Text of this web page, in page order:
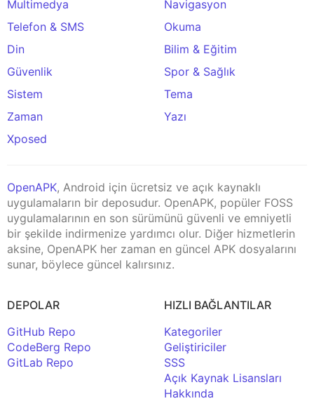
Multimedya
Navigasyon
Telefon & SMS
Okuma
Din
Bilim & Eğitim
Güvenlik
Spor & Sağlık
Sistem
Tema
Zaman
Yazı
Xposed
OpenAPK, Android için ücretsiz ve açık kaynaklı
uygulamaların bir deposudur. OpenAPK, popüler FOSS
uygulamalarının en son sürümünü güvenli ve emniyetli
bir şekilde indirmenize yardımcı olur. Diğer hizmetlerin
aksine, OpenAPK her zaman en güncel APK dosyalarını
sunar, böylece güncel kalırsınız.
DEPOLAR
GitHub Repo
CodeBerg Repo
GitLab Repo
HIZLI BAĞLANTILAR
Kategoriler
Geliştiriciler
SSS
Açık Kaynak Lisansları
Hakkında